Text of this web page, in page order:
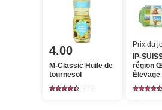
4.00
M-Classic Huile de
tournesol
Prix du
IP-
région
air